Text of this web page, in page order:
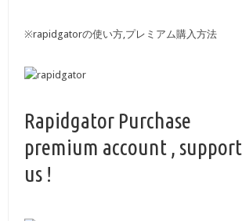
※rapidgatorの使い方,プレミアム購入方法
Rapidgator Purchase
premium account , support
us !